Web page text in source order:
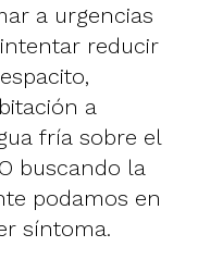
a urgencias
reducir
a
fría sobre el
buscando la
podamos en
síntoma.